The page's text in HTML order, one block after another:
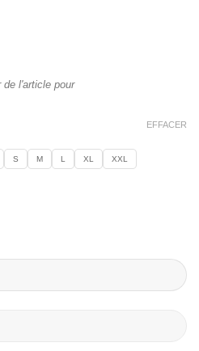
l'article pour
S M L XL XXL
EFFACER